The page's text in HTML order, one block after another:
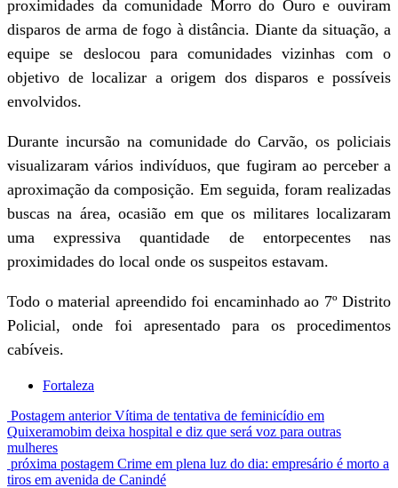
proximidades da comunidade Morro do Ouro e ouviram
disparos de arma de fogo à distância. Diante da situação, a
equipe se deslocou para comunidades vizinhas com o
objetivo de localizar a origem dos disparos e possíveis
envolvidos.
Durante incursão na comunidade do Carvão, os policiais
visualizaram vários indivíduos, que fugiram ao perceber a
aproximação da composição. Em seguida, foram realizadas
buscas na área, ocasião em que os militares localizaram
uma expressiva quantidade de entorpecentes nas
proximidades do local onde os suspeitos estavam.
Todo o material apreendido foi encaminhado ao 7º Distrito
Policial, onde foi apresentado para os procedimentos
cabíveis.
Fortaleza
Postagem anterior Vítima de tentativa de feminicídio em
Quixeramobim deixa hospital e diz que será voz para outras
mulheres
próxima postagem Crime em plena luz do dia: empresário é morto a
tiros em avenida de Canindé